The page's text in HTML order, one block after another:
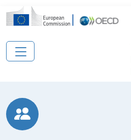
Ugrás a tartalomra